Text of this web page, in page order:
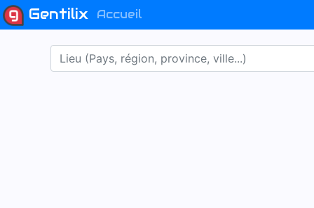
Gentilix Accueil